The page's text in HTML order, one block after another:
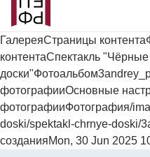
Назад
О фестивале
Платонов
Положение о
Учредители и
ГалереяСтраницы
контентаСпектакль "Чёрные
фотографииОсновные
фотографииФотография/
doski/spektakl-chrnye-doski/
созданияMon, 30 Jun 2025